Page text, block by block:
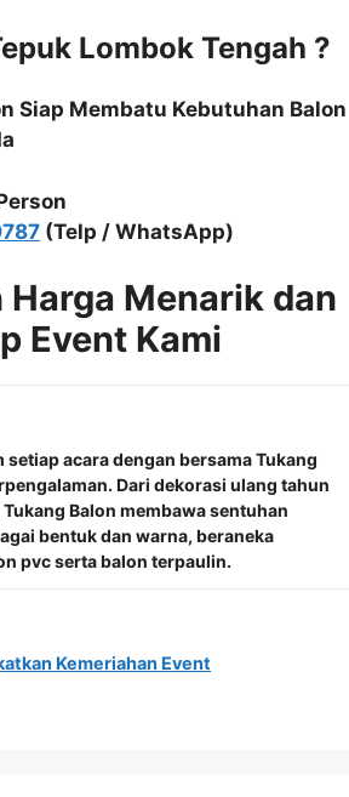
Lombok Tengah ?
Siap Membatu Kebutuhan Balon
(Telp / WhatsApp)
Menarik dan
Event Kami
setiap acara dengan bersamaTukang
Dari dekorasi ulang tahun
Balon membawa sentuhan
bentuk dan warna, beraneka
pvc serta balon terpaulin.
Kemeriahan Event